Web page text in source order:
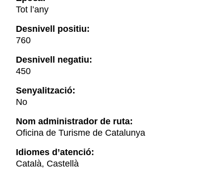
Tot l’any
Desnivell positiu:
760
Desnivell negatiu:
450
Senyalització:
No
Nom administrador de ruta:
Oficina de Turisme de Catalunya
Idiomes d’atenció:
Català, Castellà